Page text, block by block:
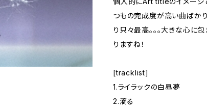
つもの完成度が高い曲ばか
り只々最高。。。大きな心に
りますね！
[tracklist]
1.ライラックの白昼夢
2.滴る